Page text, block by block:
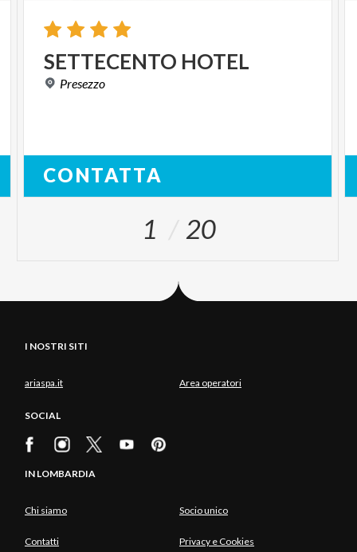
SETTECENTO HOTEL
Presezzo
CONTATTA
1 20
I NOSTRI SITI
ariaspa.it Area operatori
SOCIAL
IN LOMBARDIA
Chi siamo Socio unico
Contatti Privacy e Cookies